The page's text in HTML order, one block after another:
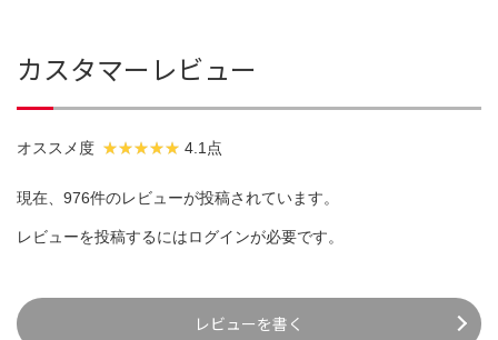
カスタマーレビュー
オススメ度 4.1点
現在、976件のレビューが投稿されています。
レビューを投稿するにはログインが必要です。
レビューを書く